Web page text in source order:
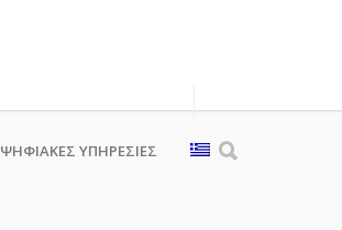
ΨΗΦΙΑΚΈΣ ΥΠΗΡΕΣΊΕΣ